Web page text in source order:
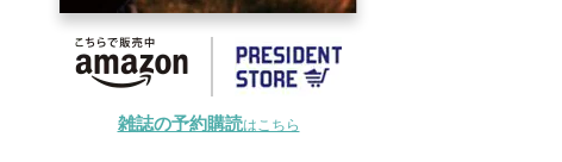
雑誌の予約購読はこちら